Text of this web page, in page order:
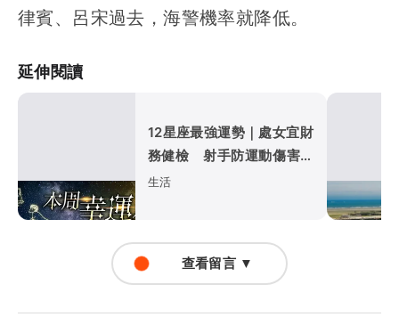
律賓、呂宋過去，海警機率就降低。
延伸閱讀
12星座最強運勢｜處女宜財
務健檢 射手防運動傷害
巨蟹職場入佳境
生活
查看留言 ▼